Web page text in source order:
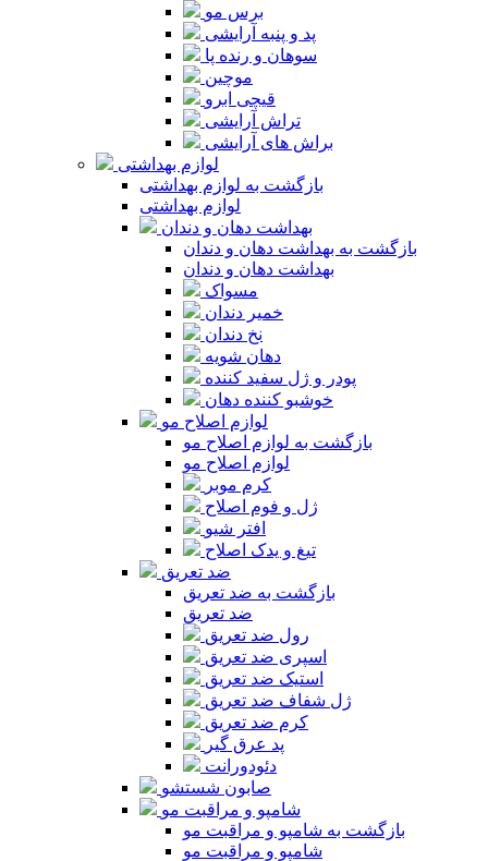
برس مو
پد و پنبه آرایشی
سوهان و رنده پا
موچین
قیچی ابرو
تراش آرایشی
براش های آرایشی
لوازم بهداشتی
بازگشت به لوازم بهداشتی
لوازم بهداشتی
بهداشت دهان و دندان
بازگشت به بهداشت دهان و دندان
بهداشت دهان و دندان
مسواک
خمیر دندان
نخ دندان
دهان شویه
پودر و ژل سفید کننده
خوشبو کننده دهان
لوازم اصلاح مو
بازگشت به لوازم اصلاح مو
لوازم اصلاح مو
کرم موبر
ژل و فوم اصلاح
افتر شیو
تیغ و یدک اصلاح
ضد تعریق
بازگشت به ضد تعریق
ضد تعریق
رول ضد تعریق
اسپری ضد تعریق
استیک ضد تعریق
ژل شفاف ضد تعریق
کرم ضد تعریق
پد عرق گیر
دئودورانت
صابون شستشو
شامپو و مراقبت مو
بازگشت به شامپو و مراقبت مو
شامپو و مراقبت مو